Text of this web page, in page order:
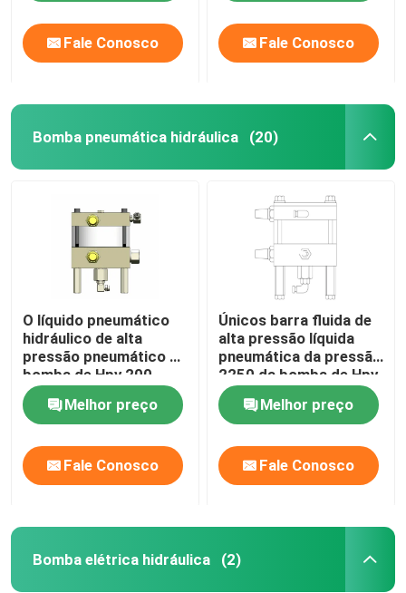
Para casa
Produtos
Vídeos
Fale Conosco Fale Conosco
Bomba pneumática hidráulica (20)
O líquido pneumático
hidráulico de alta
pressão pneumático da
bomba de Hpv 200
bombeia a barra 1974
Melhor preço
Fale Conosco
Únicos barra fluida de
alta pressão líquida
pneumática da pressão
2250 da bomba de Hpv
150
Melhor preço
Fale Conosco
Bomba elétrica hidráulica (2)